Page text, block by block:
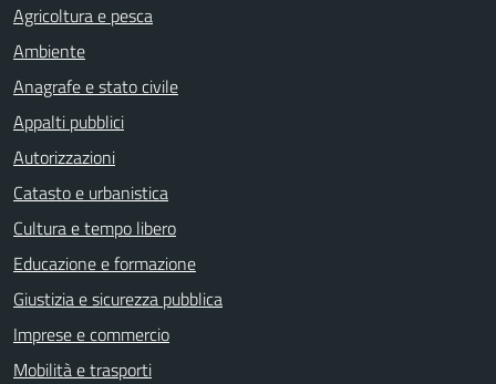
Agricoltura e pesca
Ambiente
Anagrafe e stato civile
Appalti pubblici
Autorizzazioni
Catasto e urbanistica
Cultura e tempo libero
Educazione e formazione
Giustizia e sicurezza pubblica
Imprese e commercio
Mobilità e trasporti